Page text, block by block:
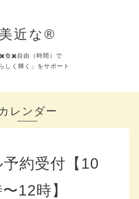
美近な®︎
食✖️自由（時間）で
しく輝く」をサポート
レンダー
約受付【10
12時】